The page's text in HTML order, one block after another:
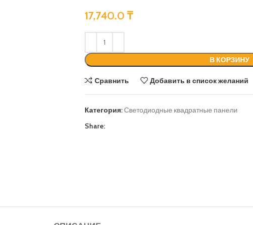
17,740.0 ₸
В КОРЗИНУ
Сравнить Добавить в список желаний
Категория:Светодиодные квадратные панели
Share: